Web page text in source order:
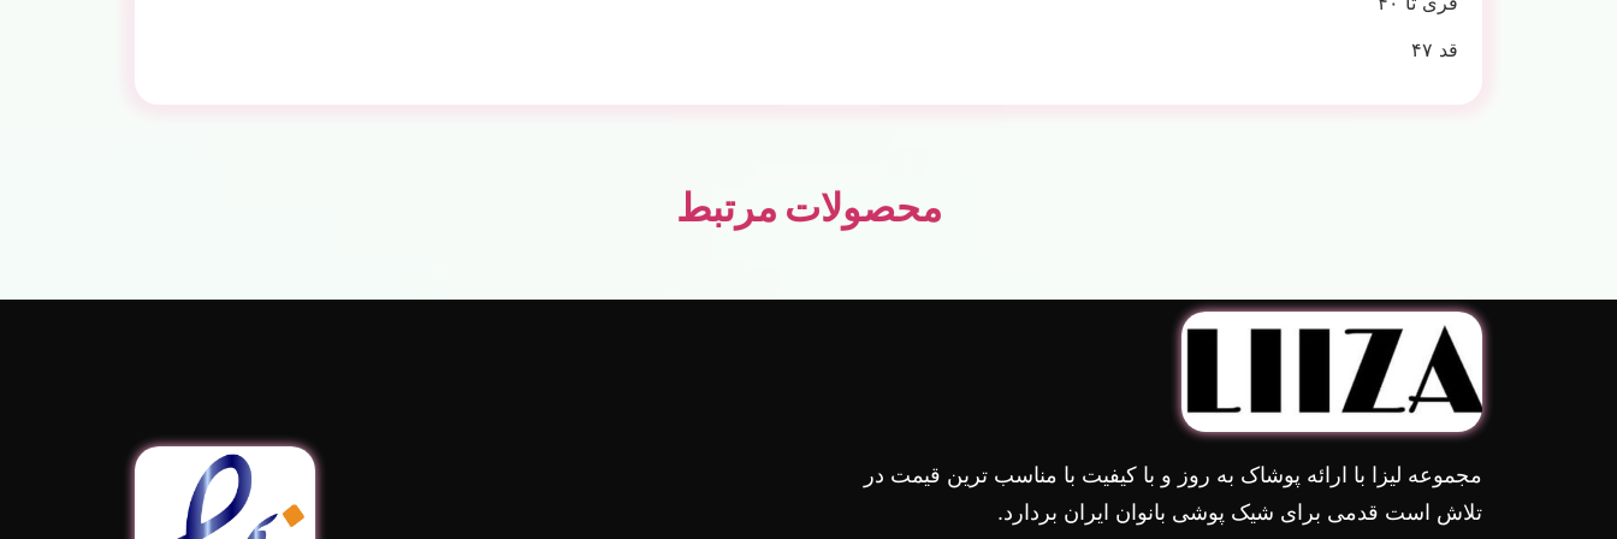
قد ۴۷
محصولات مرتبط
مجموعه لیزا با ارائه پوشاک به روز و با کیفیت با مناسب ترین قیمت در
تلاش است قدمی برای شیک پوشی بانوان ایران بردارد.